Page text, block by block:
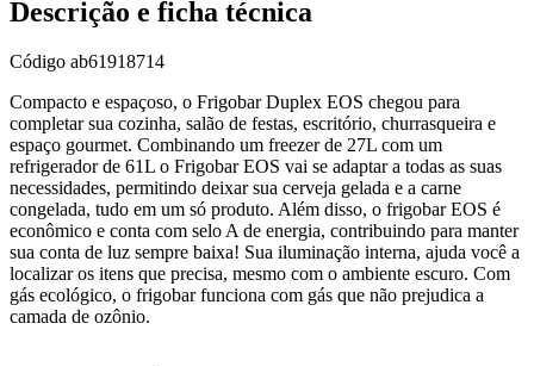
Descrição e ficha técnica
Código ab61918714
Compacto e espaçoso, o Frigobar Duplex EOS chegou para
completar sua cozinha, salão de festas, escritório, churrasqueira e
espaço gourmet. Combinando um freezer de 27L com um
refrigerador de 61L o Frigobar EOS vai se adaptar a todas as suas
necessidades, permitindo deixar sua cerveja gelada e a carne
congelada, tudo em um só produto. Além disso, o frigobar EOS é
econômico e conta com selo A de energia, contribuindo para manter
sua conta de luz sempre baixa! Sua iluminação interna, ajuda você a
localizar os itens que precisa, mesmo com o ambiente escuro. Com
gás ecológico, o frigobar funciona com gás que não prejudica a
camada de ozônio.